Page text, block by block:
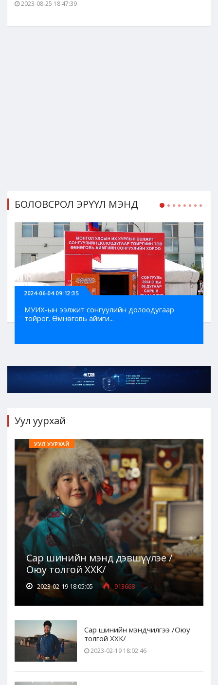
2023-08-25 18:47:39
БОЛОВСРОЛ ЭРҮҮЛ МЭНД
2024-06-04 09:12:35
МУИХ-ын ээлжит сонгуулийн долоодугаар
тойрог. Өмнөговь аймги...
Уул уурхай
УУЛ УУРХАЙ
Сар шинийн мэнд дэвшүүлэе /
Оюу толгой ХХК/
2023-02-19 18:05:05 913668
Сар шинийн мэндчилгээ /Оюу
толгой ХХК/
2023-02-19 18:02:46